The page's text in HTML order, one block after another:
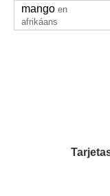
mango en
afrikáans